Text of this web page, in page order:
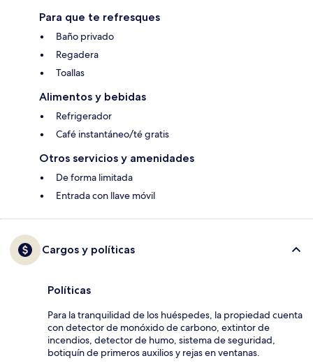
Para que te refresques
Baño privado
Regadera
Toallas
Alimentos y bebidas
Refrigerador
Café instantáneo/té gratis
Otros servicios y amenidades
De forma limitada
Entrada con llave móvil
Cargos y políticas
Políticas
Para la tranquilidad de los huéspedes, la propiedad cuenta
con detector de monóxido de carbono, extintor de
incendios, detector de humo, sistema de seguridad,
botiquín de primeros auxilios y rejas en ventanas.